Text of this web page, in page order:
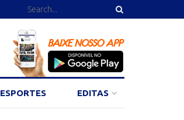
ESPORTES EDITAS